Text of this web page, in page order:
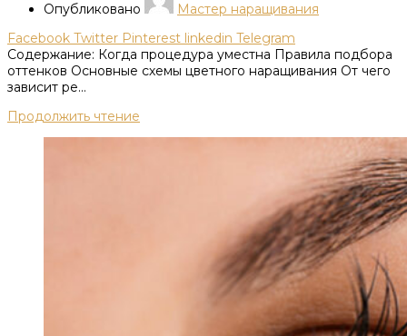
Опубликовано
Мастер наращивания
Facebook Twitter Pinterest linkedin Telegram
Содержание: Когда процедура уместна Правила подбора
оттенков Основные схемы цветного наращивания От чего
зависит ре...
Продолжить чтение